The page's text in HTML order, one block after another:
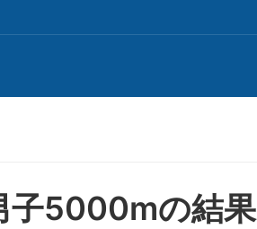
子5000mの結果